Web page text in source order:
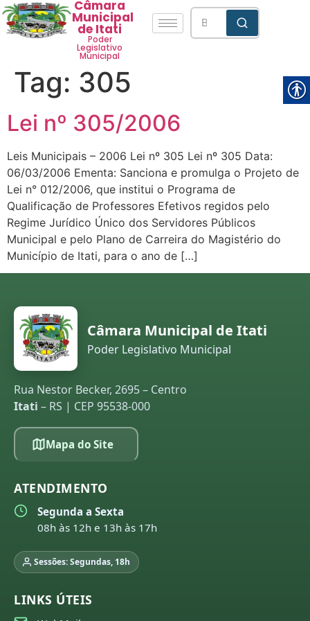
Câmara
Municipal
de Itati
Poder
Legislativo
Municipal
Tag: 305
Lei nº 305/2006
Leis Municipais – 2006 Lei nº 305 Lei nº 305 Data:
06/03/2006 Ementa: Sanciona e promulga o Projeto de
Lei n° 012/2006, que institui o Programa de
Qualificação de Professores Efetivos regidos pelo
Regime Jurídico Único dos Servidores Públicos
Municipal e pelo Plano de Carreira do Magistério do
Município de Itati, para o ano de […]
Câmara Municipal de Itati
Poder Legislativo Municipal
Rua Nestor Becker, 2695 – Centro
Itati – RS | CEP 95538-000
Mapa do Site
ATENDIMENTO
Segunda a Sexta
08h às 12h e 13h às 17h
Sessões: Segundas, 18h
LINKS ÚTEIS